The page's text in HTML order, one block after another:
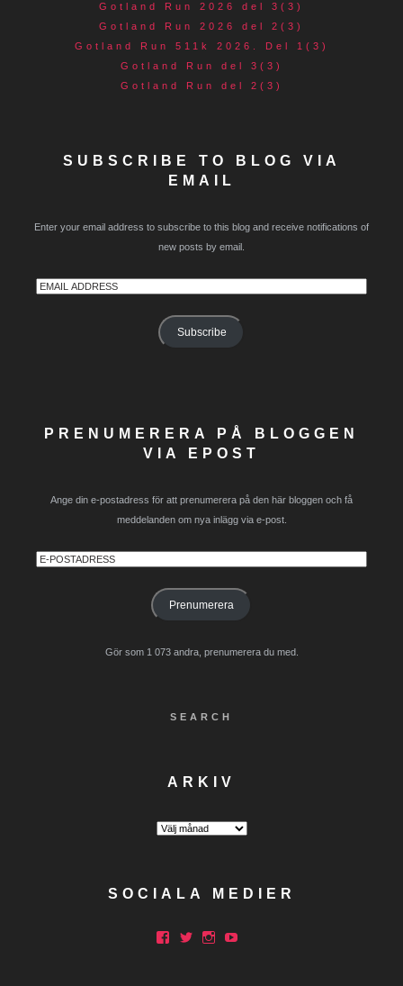
Gotland Run 2026 del 3(3)
Gotland Run 2026 del 2(3)
Gotland Run 511k 2026. Del 1(3)
Gotland Run del 3(3)
Gotland Run del 2(3)
SUBSCRIBE TO BLOG VIA
EMAIL
Enter your email address to subscribe to this blog and receive notifications of
new posts by email.
Email
Subscribe
PRENUMERERA PÅ BLOGGEN
VIA EPOST
Ange din e-postadress för att prenumerera på den här bloggen och få
meddelanden om nya inlägg via e-post.
E-
Prenumerera
Gör som 1 073 andra, prenumerera du med.
SEARCH
ARKIV
Arkiv
SOCIALA MEDIER
Facebook
Twitter
Instagram